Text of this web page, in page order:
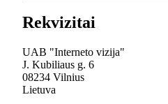
Rekvizitai
UAB "Interneto vizija"
J. Kubiliaus g. 6
08234 Vilnius
Lietuva